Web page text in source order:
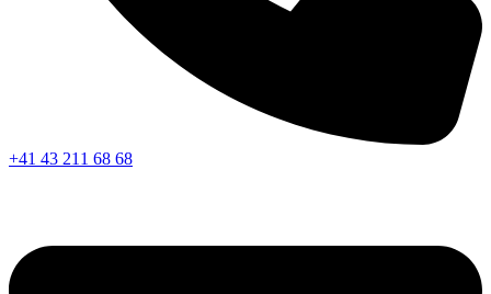
+41 43 211 68 68